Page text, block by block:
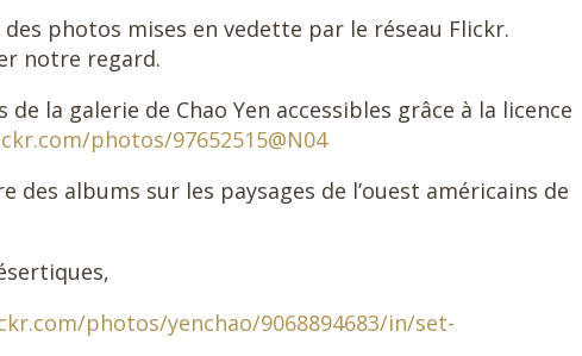
photos mises en vedette par le réseau Flickr.
notre regard.
la galerie de Chao Yen accessibles grâce à la licence
photos/97652515@N04
des albums sur les paysages de l’ouest américains de
photos/yenchao/9068894683/in/set-